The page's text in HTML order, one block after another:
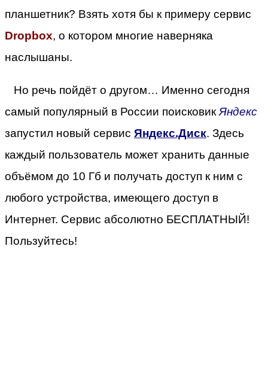
планшетник? Взять хотя бы к примеру сервис
Dropbox, о котором многие наверняка
наслышаны.
Но речь пойдёт о другом… Именно сегодня
самый популярный в России поисковик Яндекс
запустил новый сервис Яндекс.Диск. Здесь
каждый пользователь может хранить данные
объёмом до 10 Гб и получать доступ к ним с
любого устройства, имеющего доступ в
Интернет. Сервис абсолютно БЕСПЛАТНЫЙ!
Пользуйтесь!